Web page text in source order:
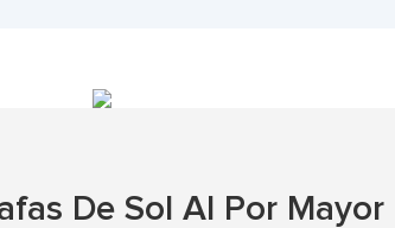
De Sol Al Por Mayor